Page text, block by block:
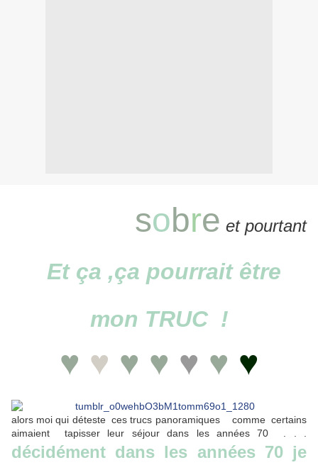
sobre et pourtant
Et ça ,ça pourrait être
mon TRUC !
♥ ♥ ♥ ♥ ♥ ♥ ♥
alors moi qui déteste ces trucs panoramiques comme certains
aimaient tapisser leur séjour dans les années 70 . . .
décidément dans les années 70 je